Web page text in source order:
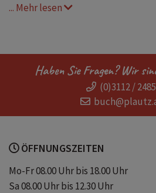
Oberon
Belinda Mörath
Zwischen Mythen und
... Mehr lesen
Haben Sie Fragen? Wir
(0)3112 / 2485
ÖFFNUNGSZEITEN
Mo-Fr 08.00 Uhr bis 18.00 Uhr
Sa 08.00 Uhr bis 12.30 Uhr